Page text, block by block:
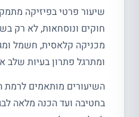
שיעור פרטי בפיזיקה
חוקים ונוסחאות, לא רק
מכניקה קלאסית, חשמל
ומתרגל פתרון בעיות שלב
השיעורים מותאמים לרמת